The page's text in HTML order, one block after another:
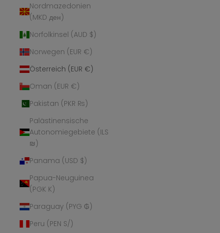
Nordmazedonien
(MKD ден)
Norfolkinsel (AUD $)
Norwegen (EUR €)
Österreich (EUR €)
Oman (EUR €)
Pakistan (PKR ₨)
Palästinensische
Autonomiegebiete (ILS
₪)
Panama (USD $)
Papua-Neuguinea
(PGK K)
Paraguay (PYG ₲)
Peru (PEN S/)